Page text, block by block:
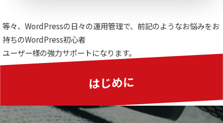
等々、WordPressの日々の運用管理で、前記のようなお悩みをお
持ちのWordPress初心者
ユーザー様の強力サポートになります。
はじめに